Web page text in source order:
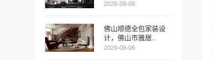
2026-08-06
佛山顺德全包家装设
计，佛山市雅居..
2026-08-06